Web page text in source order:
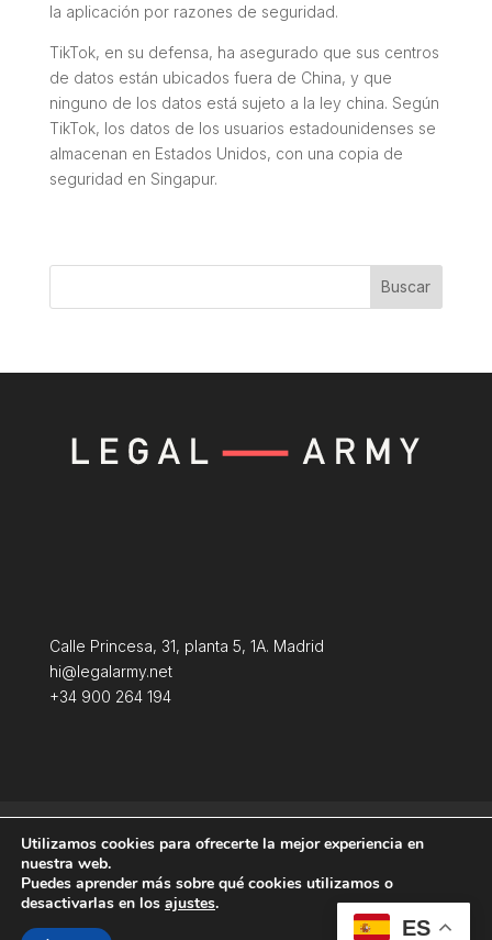
la aplicación por razones de seguridad.
TikTok, en su defensa, ha asegurado que sus centros
de datos están ubicados fuera de China, y que
ninguno de los datos está sujeto a la ley china. Según
TikTok, los datos de los usuarios estadounidenses se
almacenan en Estados Unidos, con una copia de
seguridad en Singapur.
Buscar
Calle Princesa, 31, planta 5, 1A. Madrid
hi@legalarmy.net
+34 900 264 194
Política de Cookies
ES
Utilizamos cookies para ofrecerte la mejor experiencia en
nuestra web.
Puedes aprender más sobre qué cookies utilizamos o
desactivarlas en los ajustes.